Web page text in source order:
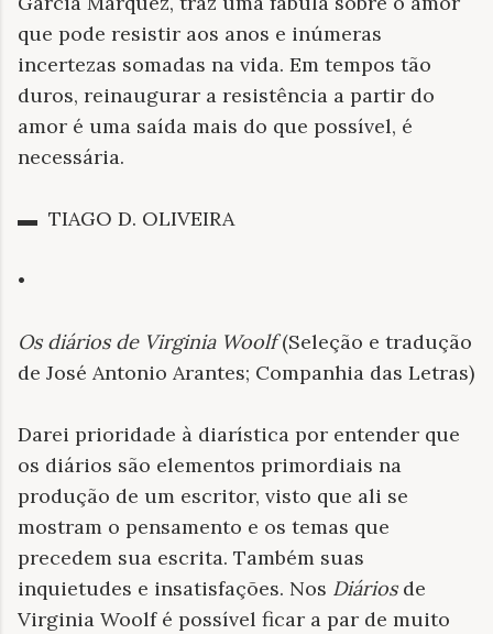
que pode resistir aos anos e inúmeras
incertezas somadas na vida. Em tempos tão
duros, reinaugurar a resistência a partir do
amor é uma saída mais do que possível, é
necessária.
▬ TIAGO D. OLIVEIRA
•
Os diários de Virginia Woolf(Seleção e tradução
de José Antonio Arantes; Companhia das Letras)
Darei prioridade à diarística por entender que
os diários são elementos primordiais na
produção de um escritor, visto que ali se
mostram o pensamento e os temas que
precedem sua escrita. Também suas
inquietudes e insatisfações. Nos Diáriosde
Virginia Woolf é possível ficar a par de muito